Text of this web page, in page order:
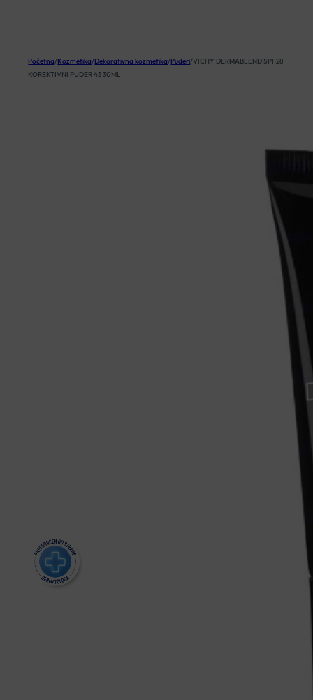
Početna/Kozmetika/Dekorativna kozmetika/Puderi/VICHY DERMABLEND SPF28
KOREKTIVNI PUDER 45 30ML